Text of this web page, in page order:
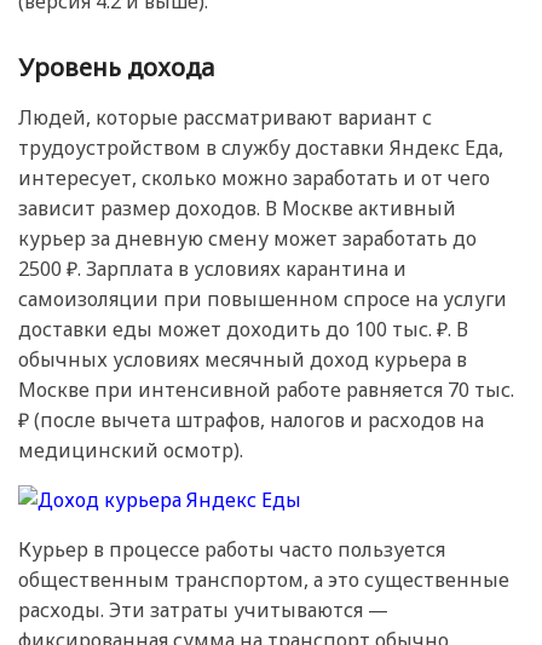
Уровень дохода
Людей, которые рассматривают вариант с
трудоустройством в службу доставки Яндекс Еда,
интересует, сколько можно заработать и от чего
зависит размер доходов. В Москве активный
курьер за дневную смену может заработать до
2500 ₽. Зарплата в условиях карантина и
самоизоляции при повышенном спросе на услуги
доставки еды может доходить до 100 тыс. ₽. В
обычных условиях месячный доход курьера в
Москве при интенсивной работе равняется 70 тыс.
₽ (после вычета штрафов, налогов и расходов на
медицинский осмотр).
Курьер в процессе работы часто пользуется
общественным транспортом, а это существенные
расходы. Эти затраты учитываются —